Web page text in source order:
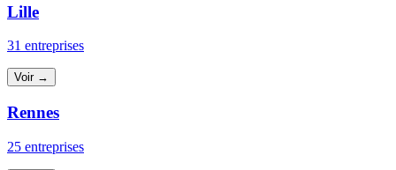
Lille
31 entreprises
Voir →
Rennes
25 entreprises